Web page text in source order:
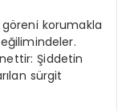
korumakla
Şiddetin
sürgit